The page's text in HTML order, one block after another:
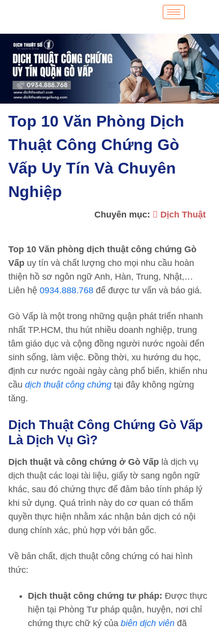
Top 10 Văn Phòng Dịch
Thuật Công Chứng Gò
Vấp Uy Tín Và Chuyên
Nghiệp
Chuyên mục: Dịch Thuật
Top 10 Văn phòng dịch thuật công chứng Gò
Vấp uy tín và chất lượng cho mọi nhu cầu hoàn
thiện hồ sơ ngôn ngữ Anh, Hàn, Trung, Nhật,…
Liên hệ 0934.888.768 để được tư vấn và báo giá.
Gò Vấp là một trong những quận phát triển nhanh
nhất TP.HCM, thu hút nhiều doanh nghiệp, trung
tâm giáo dục và cộng đồng người nước ngoài đến
sinh sống, làm việc. Đồng thời, xu hướng du học,
định cư nước ngoài ngày càng phổ biến, khiến nhu
cầu dịch thuật công chứng tại đây không ngừng
tăng.
Dịch Thuật Công Chứng Gò Vấp
Là Dịch Vụ Gì?
Dịch thuật và công chứng ở Gò Vấp là dịch vụ
dịch thuật các loại tài liệu, giấy tờ sang ngôn ngữ
khác, sau đó chứng thực để đảm bảo tính pháp lý
khi sử dụng. Quá trình này do cơ quan có thẩm
quyền thực hiện nhằm xác nhận bản dịch có nội
dung chính xác, phù hợp với bản gốc.
Về bản chất, dịch thuật công chứng có hai hình
thức:
Dịch thuật công chứng tư pháp: Được thực
hiện tại Phòng Tư pháp quận, huyện, nơi chỉ
chứng thực chữ ký của biên dịch viên đã